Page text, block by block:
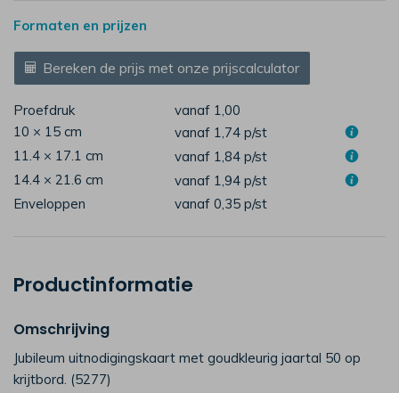
Formaten en prijzen
Bereken de prijs met onze prijscalculator
Proefdruk
vanaf 1,00
10 × 15 cm
vanaf 1,74 p/st
11.4 × 17.1 cm
vanaf 1,84 p/st
14.4 × 21.6 cm
vanaf 1,94 p/st
Enveloppen
vanaf 0,35 p/st
Productinformatie
Omschrijving
Jubileum uitnodigingskaart met goudkleurig jaartal 50 op
krijtbord. (5277)